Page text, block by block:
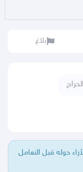
بلاغ
حوله قبل التعامل